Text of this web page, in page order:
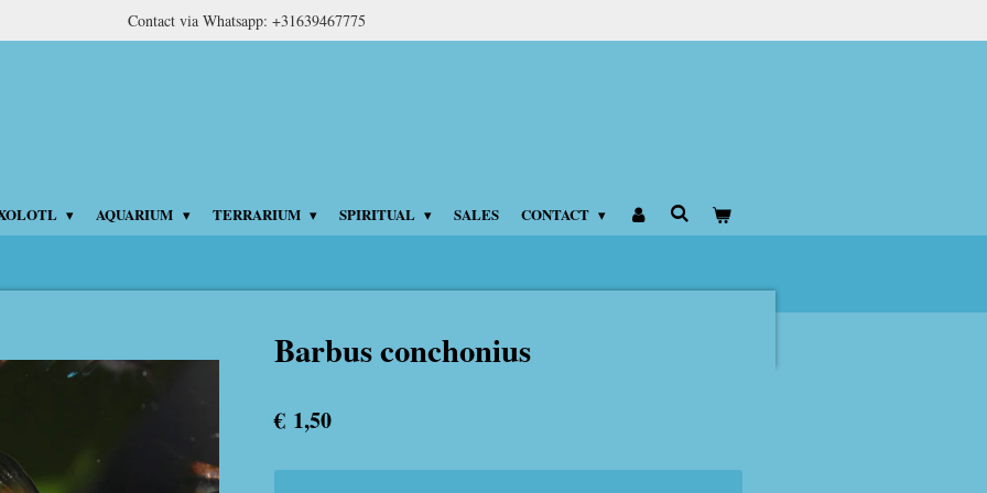
Contact via Whatsapp: +31639467775
AQUARIUM TERRARIUM SPIRITUAL SALES CONTACT
Barbus conchonius
€ 1,50